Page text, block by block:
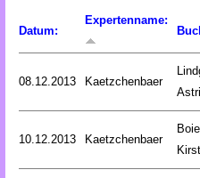
Datum:
Expertenname:
08.12.2013 Kaetzchenbaer
10.12.2013 Kaetzchenbaer